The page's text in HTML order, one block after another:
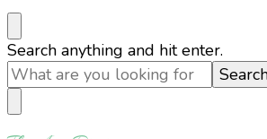
Looking
for
Something?
Search anything and hit enter.